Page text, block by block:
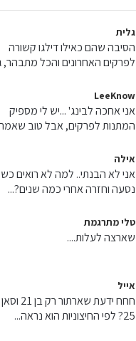
גלית
הסיבה שהם כאילו דילגו קשורה
לפרקים האחרונים והכל מתבהר,
LeeKnow
אני אחכה לבינג' ...יש לי מספיק
המתנות לפרקים, אבל טוב
אילה
אני לא הבנתי.. למה לא רואים
נסעה וחזרה אחרי כמה שנים?...
טלי מתרגמת
שארצה לעלות....
אייל
חחח ידעת שארתור
25? לפי החיצוניות הוא נראה...